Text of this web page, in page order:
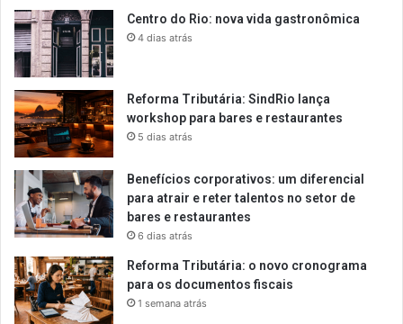
Centro do Rio: nova vida gastronômica
4 dias atrás
Reforma Tributária: SindRio lança
workshop para bares e restaurantes
5 dias atrás
Benefícios corporativos: um diferencial
para atrair e reter talentos no setor de
bares e restaurantes
6 dias atrás
Reforma Tributária: o novo cronograma
para os documentos fiscais
1 semana atrás